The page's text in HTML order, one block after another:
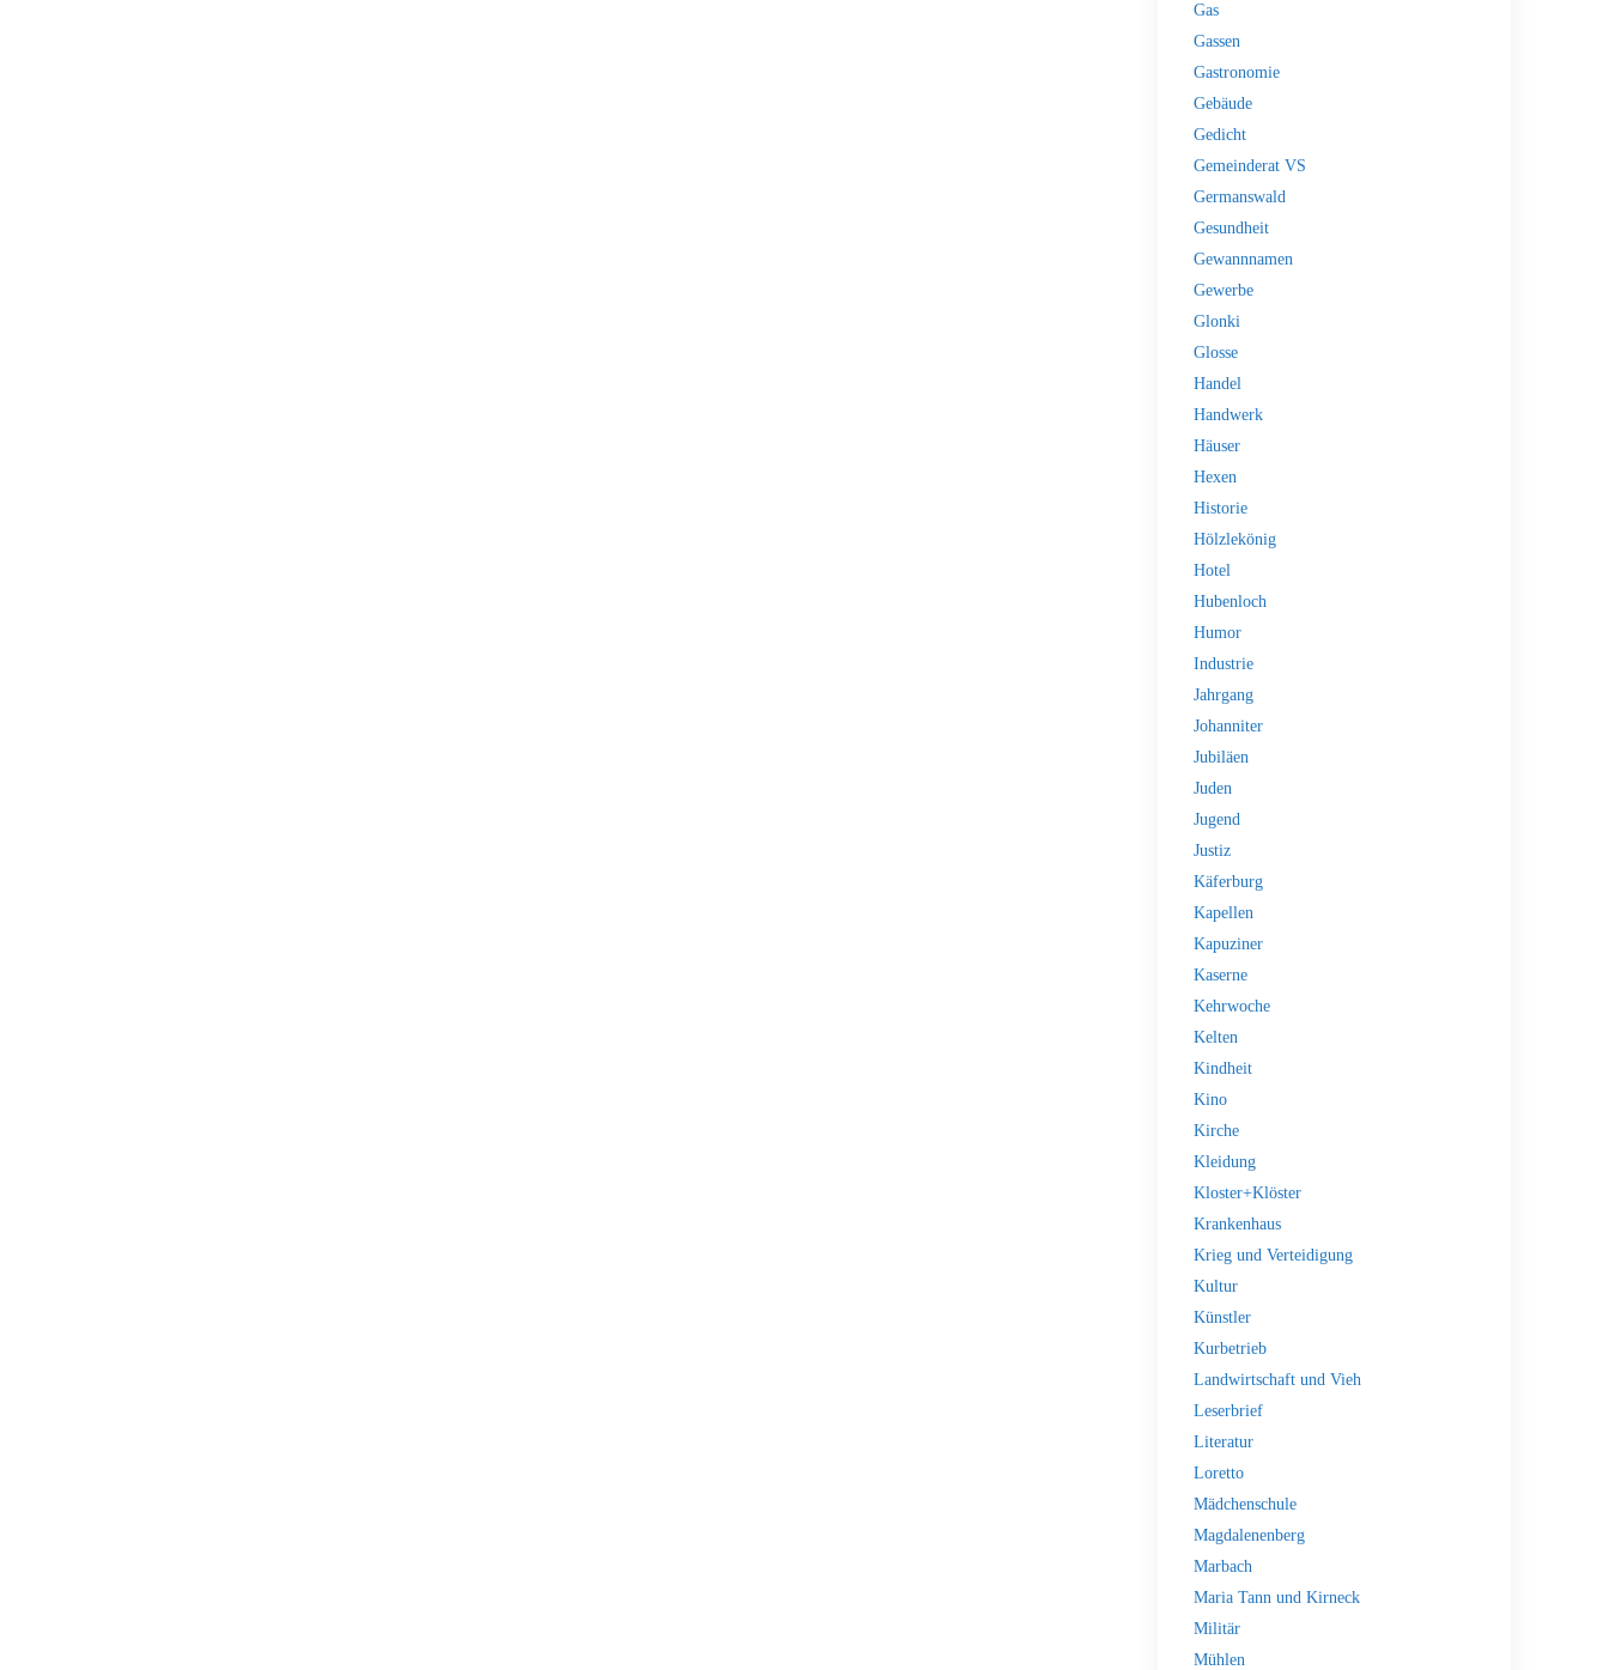
Gas
Gassen
Gastronomie
Gebäude
Gedicht
Gemeinderat VS
Germanswald
Gesundheit
Gewannnamen
Gewerbe
Glonki
Glosse
Handel
Handwerk
Häuser
Hexen
Historie
Hölzlekönig
Hotel
Hubenloch
Humor
Industrie
Jahrgang
Johanniter
Jubiläen
Juden
Jugend
Justiz
Käferburg
Kapellen
Kapuziner
Kaserne
Kehrwoche
Kelten
Kindheit
Kino
Kirche
Kleidung
Kloster+Klöster
Krankenhaus
Krieg und Verteidigung
Kultur
Künstler
Kurbetrieb
Landwirtschaft und Vieh
Leserbrief
Literatur
Loretto
Mädchenschule
Magdalenenberg
Marbach
Maria Tann und Kirneck
Militär
Mühlen